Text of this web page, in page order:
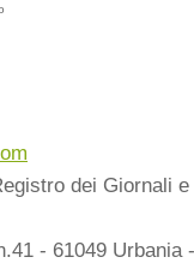
dei Giornali
- 61049 Urbania